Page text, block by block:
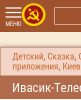
МЕНЮ
Детский, Сказка,
приложения,
Ивасик-